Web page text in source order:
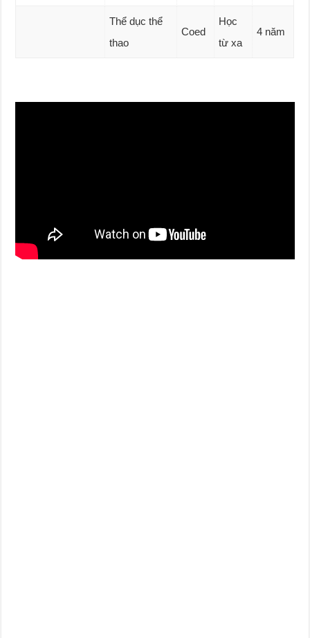
Thể dục thể
thao
Coed
Học
từ xa
4 năm